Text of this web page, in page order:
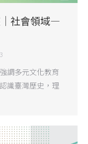
社會領域—
調多元文化教育
識臺灣歷史，理